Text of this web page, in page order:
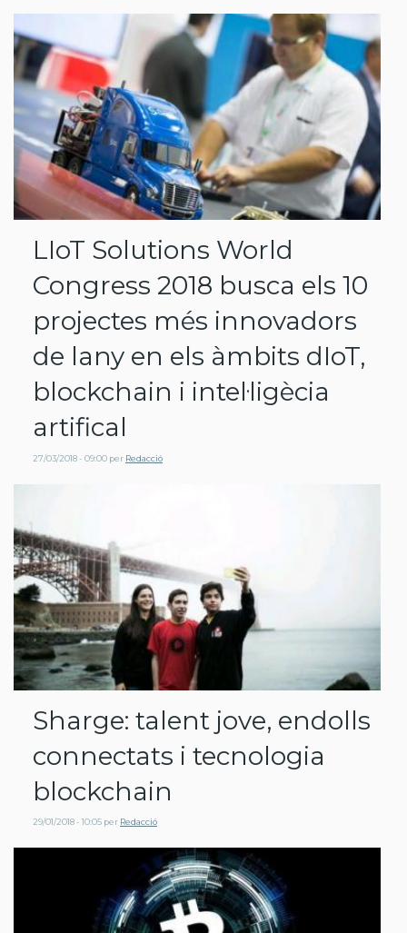
LIoT Solutions World
Congress 2018 busca els 10
projectes més innovadors
de lany en els àmbits dIoT,
blockchain i intel·ligècia
artifical
27/03/2018 - 09:00 per Redacció
Sharge: talent jove, endolls
connectats i tecnologia
blockchain
29/01/2018 - 10:05 per Redacció